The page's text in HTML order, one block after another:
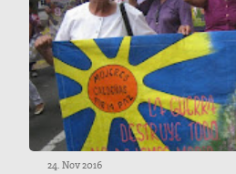
24. Nov 2016